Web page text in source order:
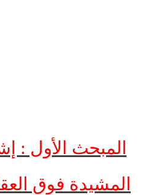
المبحث الأول :
المشيدة فوق